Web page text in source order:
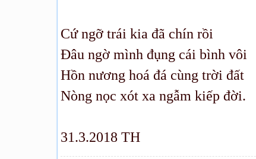
Cứ ngỡ trái kia đã chín rồi
Đâu ngờ mình đụng cái bình vôi
Hồn nương hoá đá cùng trời đất
Nòng nọc xót xa ngẫm kiếp đời.
31.3.2018 TH